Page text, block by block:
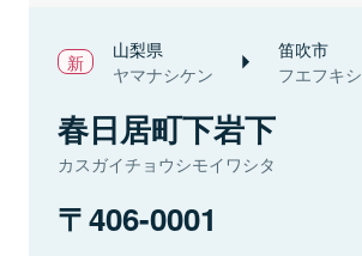
山梨県
ヤマナシケン
笛吹市
フエフキシ
春日居町下岩下
カスガイチョウシモイワシタ
406-0001